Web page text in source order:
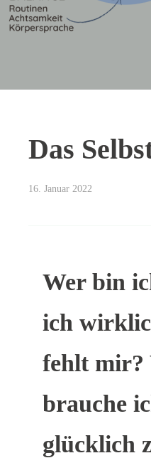
Das
16. Januar 2022
Wer bin
ich
fehlt mir?
brauche
glücklich